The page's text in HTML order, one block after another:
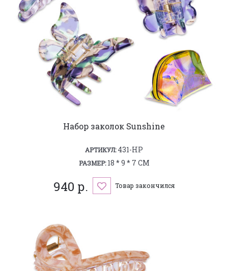
Набор заколок Sunshine
АРТИКУЛ:431-HP
РАЗМЕР:18 * 9 * 7 СМ
940 р. Товар закончился